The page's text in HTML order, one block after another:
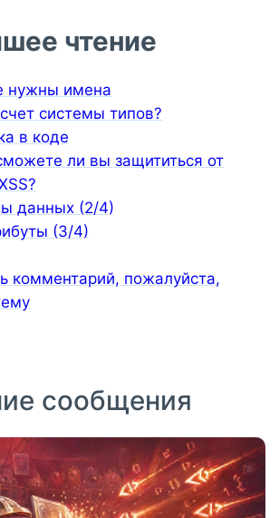
чтение
нужны имена
системы типов?
в коде
ли вы защититься от
данных (2/4)
(3/4)
комментарий, пожалуйста,
сообщения